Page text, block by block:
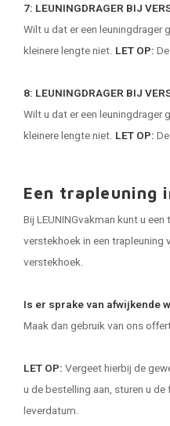
7: LEUNINGDRAGER BIJ
Wilt u dat er een
kleinere lengte niet. LET OP:
8: LEUNINGDRAGER BIJ
Wilt u dat er een
kleinere lengte niet. LET OP:
Een trapleuning
Bij LEUNINGvakman kunt u
verstekhoek in een
verstekhoek.
Is er sprake van afwijkende
Maak dan gebruik van ons
LET OP: Vergeet hierbij de
u de bestelling aan, sturen u
leverdatum.